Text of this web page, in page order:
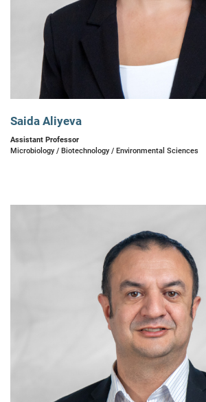
Saida Aliyeva
Assistant Professor
Microbiology / Biotechnology / Environmental Sciences